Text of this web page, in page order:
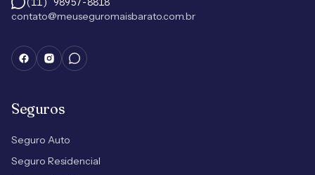
contato@meuseguromaisbarato.com.br
Seguros
Seguro Auto
Seguro Residencial